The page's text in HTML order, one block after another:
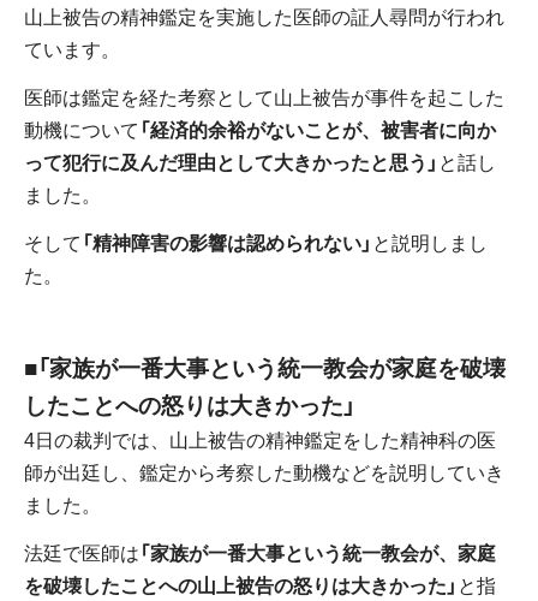
山上被告の精神鑑定を実施した医師の証人尋問が行われ
ています。
医師は鑑定を経た考察として山上被告が事件を起こした
動機について 「経済的余裕がないことが、被害者に向か
って犯行に及んだ理由として大きかったと思う」 と話し
ました。
そして 「精神障害の影響は認められない」 と説明しまし
た。
■「家族が一番大事という統一教会が家庭を破壊
したことへの怒りは大きかった」
4日の裁判では、山上被告の精神鑑定をした精神科の医
師が出廷し、鑑定から考察した動機などを説明していき
ました。
法廷で医師は「家族が一番大事という統一教会が、家庭
を破壊したことへの山上被告の怒りは大きかった」 と指